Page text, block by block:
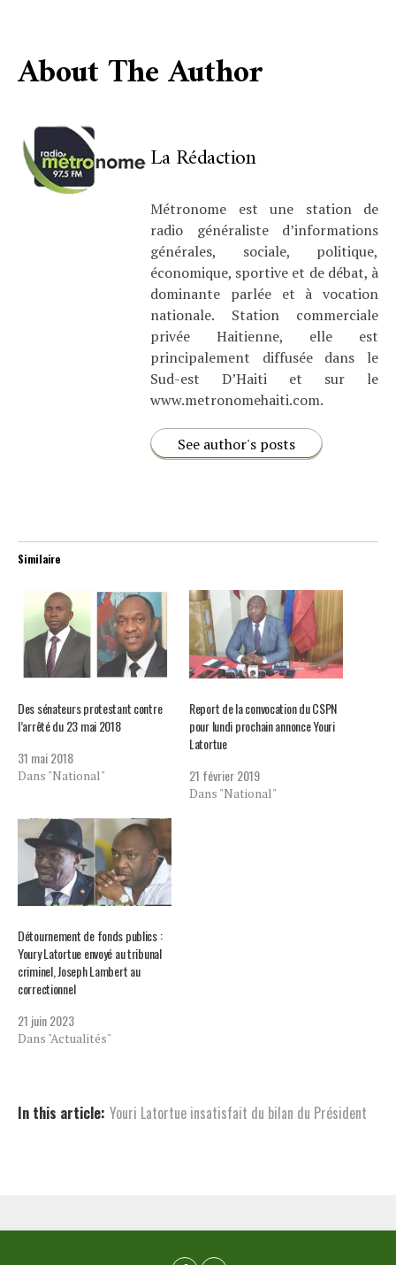
About The Author
La Rédaction
Métronome est une station de
radio généraliste d’informations
générales, sociale, politique,
économique, sportive et de débat, à
dominante parlée et à vocation
nationale. Station commerciale
privée Haitienne, elle est
principalement diffusée dans le
Sud-est D’Haiti et sur le
www.metronomehaiti.com.
See author's posts
Similaire
Des sénateurs protestant contre
l’arrêté du 23 mai 2018
31 mai 2018
Dans "National"
Report de la convocation du CSPN
pour lundi prochain annonce Youri
Latortue
21 février 2019
Dans "National"
Détournement de fonds publics :
Youry Latortue envoyé au tribunal
criminel, Joseph Lambert au
correctionnel
21 juin 2023
Dans "Actualités"
In this article: Youri Latortue insatisfait du bilan du Président